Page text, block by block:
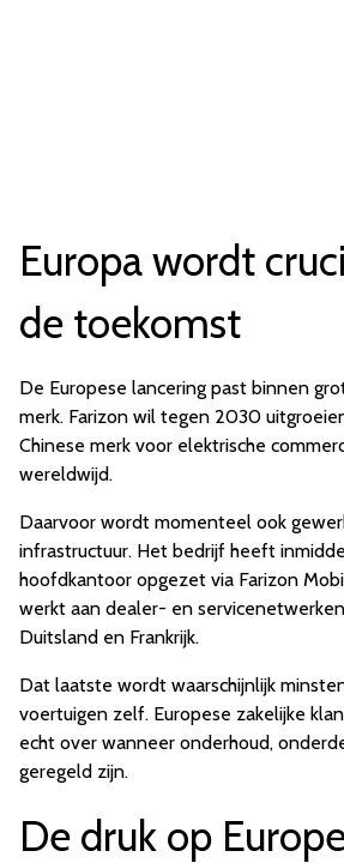
Europa wordt
de toekomst
De Europese lancering past binnen
merk. Farizon wil tegen 2030
Chinese merk voor elektrische
wereldwijd.
Daarvoor wordt momenteel ook
infrastructuur. Het bedrijf heeft
hoofdkantoor opgezet via Farizon
werkt aan dealer- en
Duitsland en Frankrijk.
Dat laatste wordt waarschijnlijk
voertuigen zelf. Europese zakelijke
echt over wanneer onderhoud,
geregeld zijn.
De druk op